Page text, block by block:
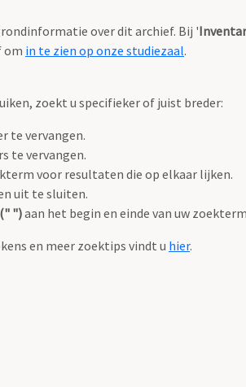
over dit archief. Bij '
om in te zien op onze studiezaal.
zoekt u specifieker of juist breder:
te vervangen.
te vervangen.
voor resultaten die op elkaar lijken.
uit te sluiten.
")aan het begin en einde van uw
en meer zoektips vindt u hier.